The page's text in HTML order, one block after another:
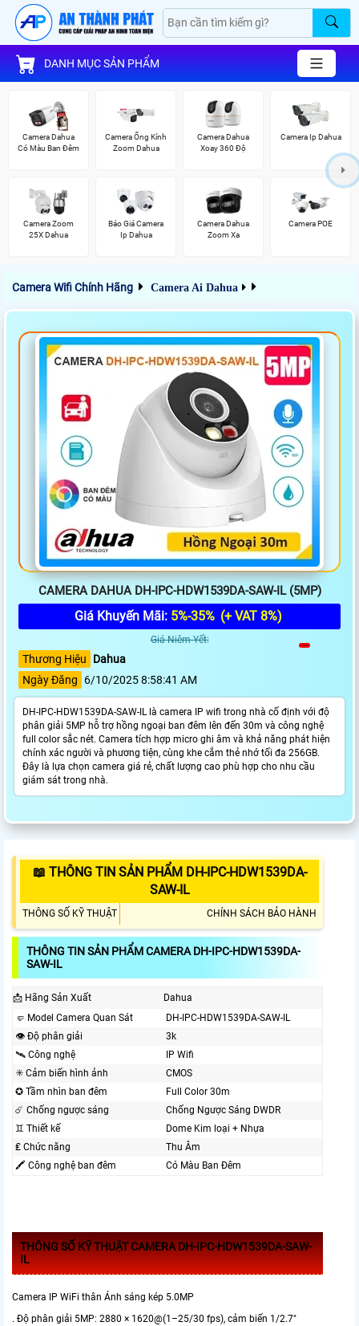
DANH MỤC SẢN PHẨM
Camera Dahua
Có Màu Ban Đêm
Camera Ống Kính
Zoom Dahua
Camera Dahua
Xoay 360 Độ
Camera Ip Dahua
Camera Zoom
25X Dahua
Báo Giá Camera
Ip Dahua
Camera Dahua
Zoom Xa
Camera POE
Camera Wifi Chính Hãng Camera Ai Dahua
CAMERA DAHUA DH-IPC-HDW1539DA-SAW-IL (5MP)
Giá Khuyến Mãi: 5%-35% (+ VAT 8%)
Giá Niêm Yết:
Thương Hiệu
Dahua
Ngày Đăng
6/10/2025 8:58:41 AM
DH-IPC-HDW1539DA-SAW-IL là camera IP wifi trong nhà cố định với độ
phân giải 5MP hỗ trợ hồng ngoại ban đêm lên đến 30m và công nghệ
full color sắc nét. Camera tích hợp micro ghi âm và khả năng phát hiện
chính xác người và phương tiện, cùng khe cắm thẻ nhớ tối đa 256GB.
Đây là lựa chọn camera giá rẻ, chất lượng cao phù hợp cho nhu cầu
giám sát trong nhà.
📖 THÔNG TIN SẢN PHẨM DH-IPC-HDW1539DA-
SAW-IL
THÔNG SỐ KỸ THUẬT CHÍNH SÁCH BẢO HÀNH
THÔNG TIN SẢN PHẨM CAMERA DH-IPC-HDW1539DA-
SAW-IL
📩 Hãng Sản Xuất
Dahua
🤛 Model Camera Quan Sát
DH-IPC-HDW1539DA-SAW-IL
👁 Độ phân giải
3k
🛰 Công nghệ
IP Wifi
✳️ Cảm biến hình ảnh
CMOS
✪ Tầm nhìn ban đêm
Full Color 30m
☄️ Chống ngược sáng
Chống Ngược Sáng DWDR
♊ Thiết kế
Dome Kim loại + Nhựa
₤ Chức năng
Thu Âm
🖍 Công nghệ ban đêm
Có Màu Ban Ðêm
THÔNG SỐ KỸ THUẬT CAMERA DH-IPC-HDW1539DA-SAW-
IL
Camera IP WiFi thân Ánh sáng kép 5.0MP
. Độ phân giải 5MP: 2880 × 1620@(1–25/30 fps), cảm biến 1/2.7″